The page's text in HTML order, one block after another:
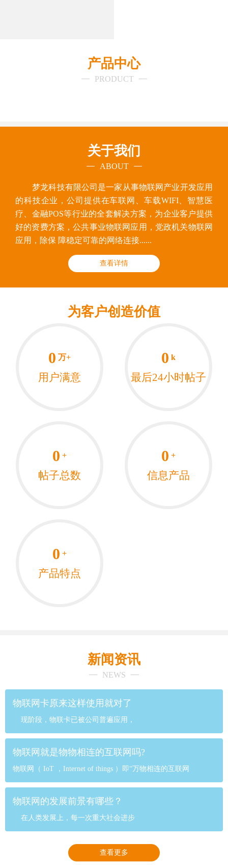
产品中心
PRODUCT
关于我们
ABOUT
梦龙科技有限公司是一家从事物联网产业开发应用
的科技企业，公司提供在车联网、车载WIFI、智慧医
疗、金融POS等行业的全套解决方案，为企业客户提供
好的资费方案，公共事业物联网应用，党政机关物联网
应用，除保 障稳定可靠的网络连接......
查看详情
为客户创造价值
0 万+
用户满意
0 k
最后24小时帖子
0 +
帖子总数
0 +
信息产品
0 +
产品特点
新闻资讯
NEWS
物联网卡原来这样使用就对了
现阶段，物联卡已被公司普遍应用，
物联网就是物物相连的互联网吗?
物联网（ IoT ，Internet of things ）即“万物相连的互联网
物联网的发展前景有哪些？
在人类发展上，每一次重大社会进步
查看更多